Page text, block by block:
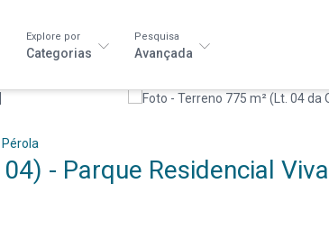
Explore por
Categorias
Pesquisa
Avançada
Pérola
- Parque Residencial